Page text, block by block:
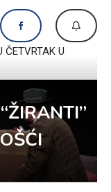
ČETVRTAK U